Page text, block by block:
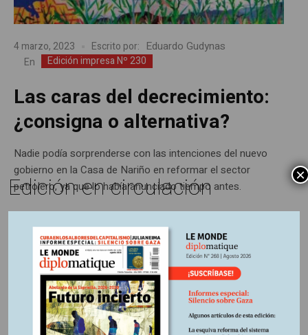
4 marzo, 2023 Escrito por: Eduardo Gudynas
En Edición impresa Nº 230
Las caras del decrecimiento:
¿consigna o alternativa?
Nadie podía sorprenderse con las intenciones del nuevo
gobierno en la Casa de Nariño en reformar el sector
petrolero, ya que lo había anunciado tiempo antes.
Últimas publicaciones
Edición en circulación ×